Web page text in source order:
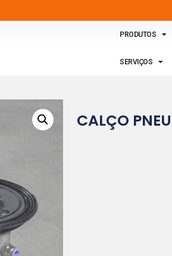
PRODUTOS
SERVIÇOS
CALÇO